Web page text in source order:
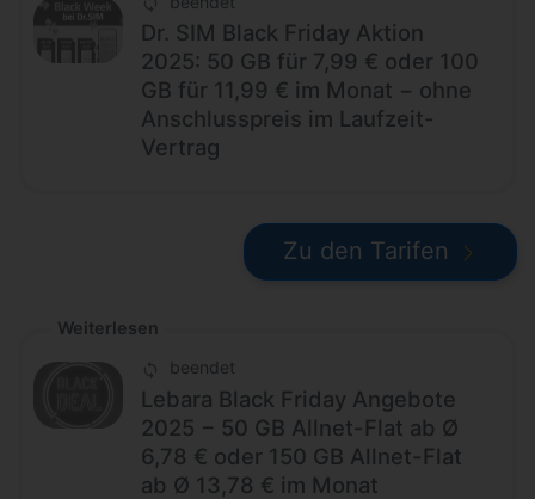
Dr. SIM Black Friday Aktion
2025: 50 GB für 7,99 € oder 100
GB für 11,99 € im Monat − ohne
Anschlusspreis im Laufzeit-
Vertrag
Zu den Tarifen
Weiterlesen
beendet
Lebara Black Friday Angebote
2025 − 50 GB Allnet-Flat ab Ø
6,78 € oder 150 GB Allnet-Flat
ab Ø 13,78 € im Monat